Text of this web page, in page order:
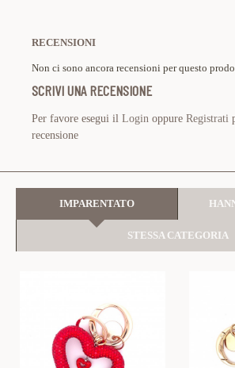
RECENSIONI
Non ci sono ancora recensioni per questo
SCRIVI UNA RECENSIONE
Per favore esegui il Login oppure Registrati
recensione
IMPARENTATO
STESSA CATEGORIA